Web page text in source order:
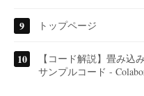
トップページ
【コード解説】畳み込
サンプルコード -